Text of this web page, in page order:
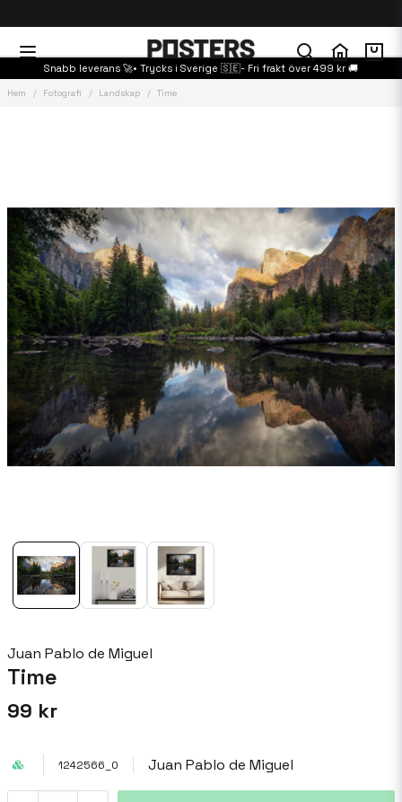
Snabb leverans 🚀• Trycks i Sverige 🇸🇪- Fri frakt över 499 kr 🚚
Hem Fotografi Landskap Time
Juan Pablo de Miguel
Time
99 kr
1242566_0 Juan Pablo de Miguel